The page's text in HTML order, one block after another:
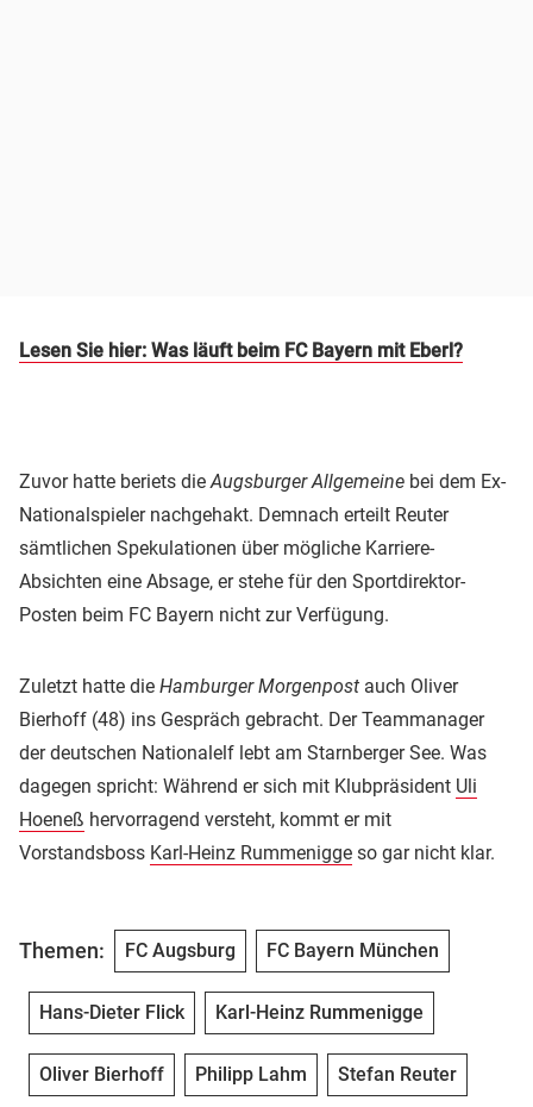
Lesen Sie hier: Was läuft beim FC Bayern mit Eberl?
Zuvor hatte beriets die Augsburger Allgemeine bei dem Ex-
Nationalspieler nachgehakt. Demnach erteilt Reuter
sämtlichen Spekulationen über mögliche Karriere-
Absichten eine Absage, er stehe für den Sportdirektor-
Posten beim FC Bayern nicht zur Verfügung.
Zuletzt hatte die Hamburger Morgenpost auch Oliver
Bierhoff (48) ins Gespräch gebracht. Der Teammanager
der deutschen Nationalelf lebt am Starnberger See. Was
dagegen spricht: Während er sich mit Klubpräsident Uli
Hoeneß hervorragend versteht, kommt er mit
Vorstandsboss Karl-Heinz Rummenigge so gar nicht klar.
Themen: FC Augsburg FC Bayern München
Hans-Dieter Flick Karl-Heinz Rummenigge
Oliver Bierhoff Philipp Lahm Stefan Reuter